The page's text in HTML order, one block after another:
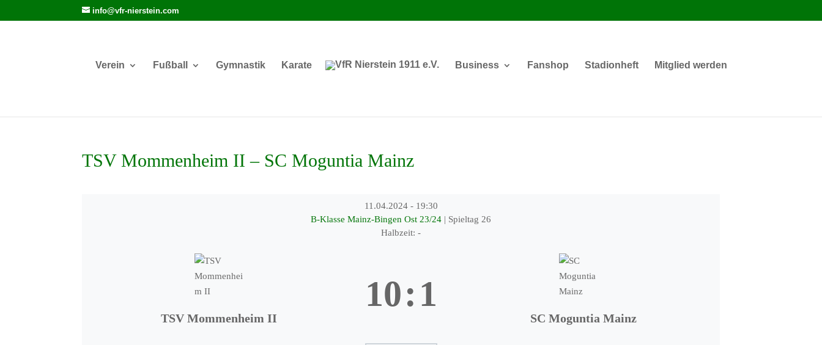
info@vfr-nierstein.com
Verein Fußball Gymnastik Karate Business Fanshop Stadionheft Mitglied werden
TSV Mommenheim II – SC Moguntia Mainz
11.04.2024 - 19:30
B-Klasse Mainz-Bingen Ost 23/24 | Spieltag 26
Halbzeit: -
TSV Mommenheim II
10:1
SC Moguntia Mainz